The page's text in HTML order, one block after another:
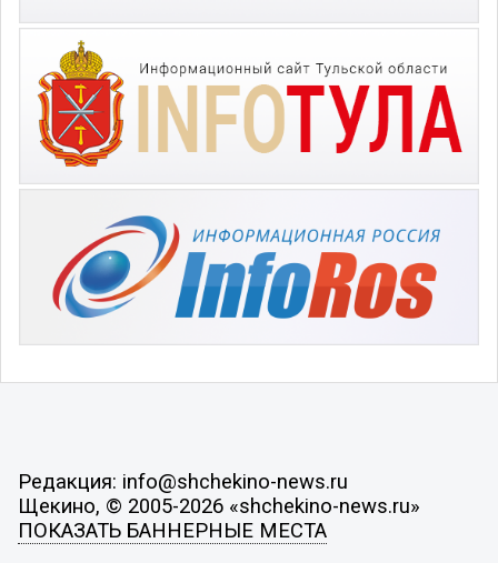
Редакция: info@shchekino-news.ru
Щекино, © 2005-2026 «shchekino-news.ru»
ПОКАЗАТЬ БАННЕРНЫЕ МЕСТА